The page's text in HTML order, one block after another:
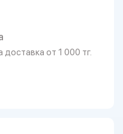
от 1 000 тг.